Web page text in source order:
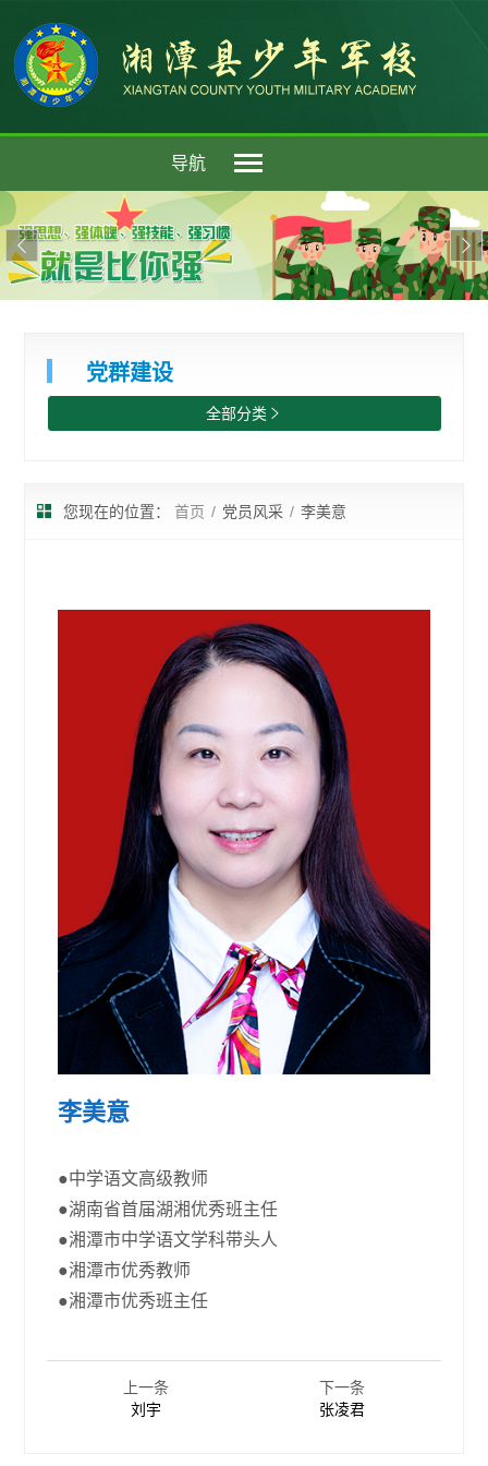
导航
 
党群建设
全部分类 
您现在的位置： 首页 / 党员风采 / 李美意
李美意
●中学语文高级教师
●湖南省首届湖湘优秀班主任
●湘潭市中学语文学科带头人
●湘潭市优秀教师
●湘潭市优秀班主任
上一条
刘宇
下一条
张凌君